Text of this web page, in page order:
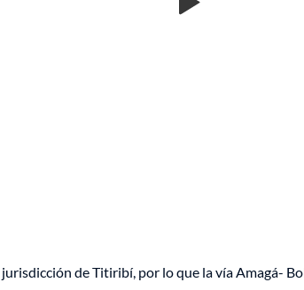
de Titiribí, por lo que la vía Amagá-